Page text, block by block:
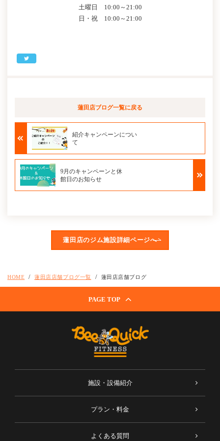
土曜日 10:00～21:00
日・祝 10:00～21:00
蓮田店ブログ一覧に戻る
紹介キャンペーンについ
て
9月のキャンペーンと休
館日のお知らせ
蓮田店のジム施設詳細ページへ
HOME 蓮田店店舗ブログ一覧 蓮田店店舗ブログ
PAGE TOP
施設・設備紹介
プラン・料金
よくある質問